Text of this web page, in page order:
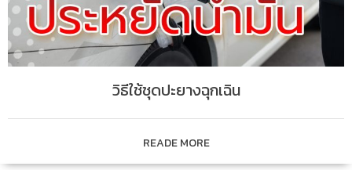
วิธีใช้ชุดปะยางฉุกเฉิน
READE MORE